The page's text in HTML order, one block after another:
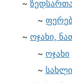
ოჯახი,
ოჯახი
სახლი